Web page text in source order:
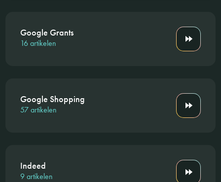
Google Grants
16 artikelen
Google Shopping
57 artikelen
Indeed
9 artikelen